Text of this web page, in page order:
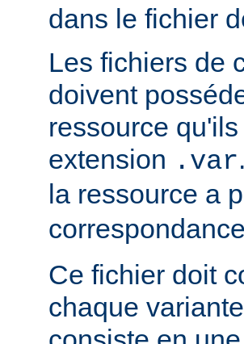
dans le fichier
Les fichiers de
doivent
ressource
extension .var
la ressource a
Ce fichier doit
chaque